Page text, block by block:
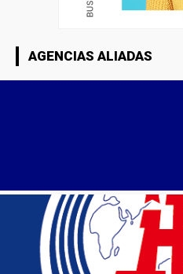
AGENCIAS ALIADAS